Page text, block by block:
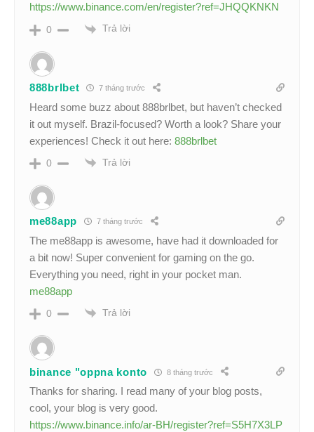
https://www.binance.com/en/register?ref=JHQQKNKN
0 Trả lời
888brlbet 7 tháng trước
Heard some buzz about 888brlbet, but haven’t checked
it out myself. Brazil-focused? Worth a look? Share your
experiences! Check it out here: 888brlbet
0 Trả lời
me88app 7 tháng trước
The me88app is awesome, have had it downloaded for
a bit now! Super convenient for gaming on the go.
Everything you need, right in your pocket man.
me88app
0 Trả lời
binance "oppna konto 8 tháng trước
Thanks for sharing. I read many of your blog posts,
cool, your blog is very good.
https://www.binance.info/ar-BH/register?ref=S5H7X3LP